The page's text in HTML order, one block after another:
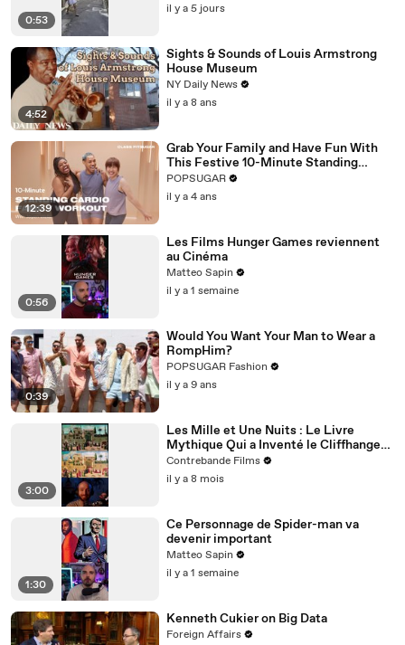
0:53
il y a 5 jours
4:52
Sights & Sounds of Louis Armstrong
House Museum
NY Daily News
il y a 8 ans
12:39
Grab Your Family and Have Fun With
This Festive 10-Minute Standing
Cardio Workout
POPSUGAR
il y a 4 ans
0:56
Les Films Hunger Games reviennent
au Cinéma
Matteo Sapin
il y a 1 semaine
0:39
Would You Want Your Man to Wear a
RompHim?
POPSUGAR Fashion
il y a 9 ans
3:00
Les Mille et Une Nuits : Le Livre
Mythique Qui a Inventé le Cliffhanger
et le Binge-Watching Avant Netflix
Contrebande Films
il y a 8 mois
1:30
Ce Personnage de Spider-man va
devenir important
Matteo Sapin
il y a 1 semaine
Kenneth Cukier on Big Data
Foreign Affairs